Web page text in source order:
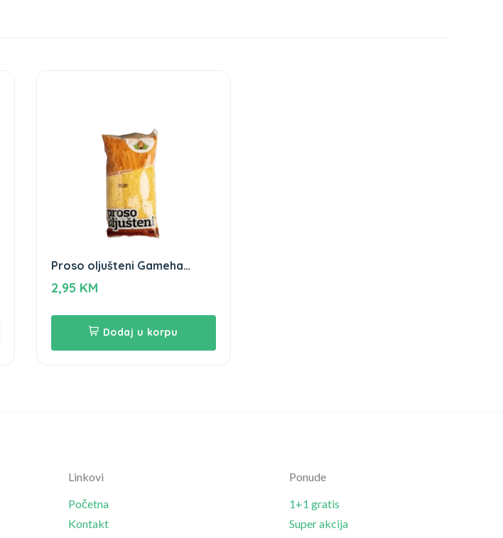
Proso oljušteni Gameha
500g
2,95 KM
Dodaj u korpu
Linkovi
Početna
Kontakt
Ponude
1+1 gratis
Super akcija